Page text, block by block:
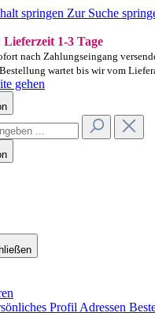
springen Zur Suche
Lieferzeit 1-3 Tage
nach Zahlungseingang
wartet bis wir vom
Profil Adressen